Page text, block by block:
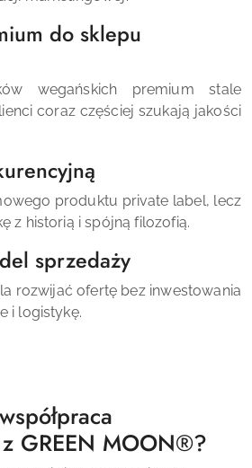
do sklepu
wegańskich premium stale
coraz częściej szukają jakości
produktu private label, lecz
z historią i spójną filozofią.
sprzedaży
rozwijać ofertę bez inwestowania
i logistykę.
GREEN MOON®?